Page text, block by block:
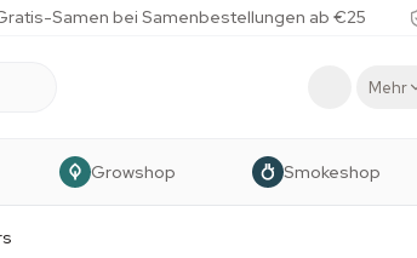
Samen bei Samenbestellungen ab €25
Mehr
Growshop Smokeshop